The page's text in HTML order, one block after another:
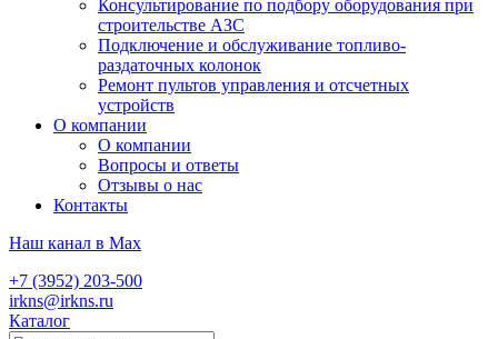
Консультирование по подбору оборудования при
строительстве АЗС
Подключение и обслуживание топливо-
раздаточных колонок
Ремонт пультов управления и отсчетных
устройств
О компании
О компании
Вопросы и ответы
Отзывы о нас
Контакты
Наш канал в Max
+7 (3952) 203-500
irkns@irkns.ru
Каталог